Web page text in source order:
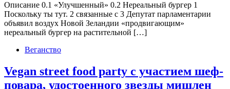
Описание 0.1 «Улучшенный» 0.2 Нереальный бургер 1
Поскольку ты тут. 2 связанные с 3 Депутат парламентарии
объявил воздух Новой Зеландии «продвигающим»
нереальный бургер на растительной […]
Веганство
Vegan street food party с участием шеф-
повара, удостоенного звезды мишлен